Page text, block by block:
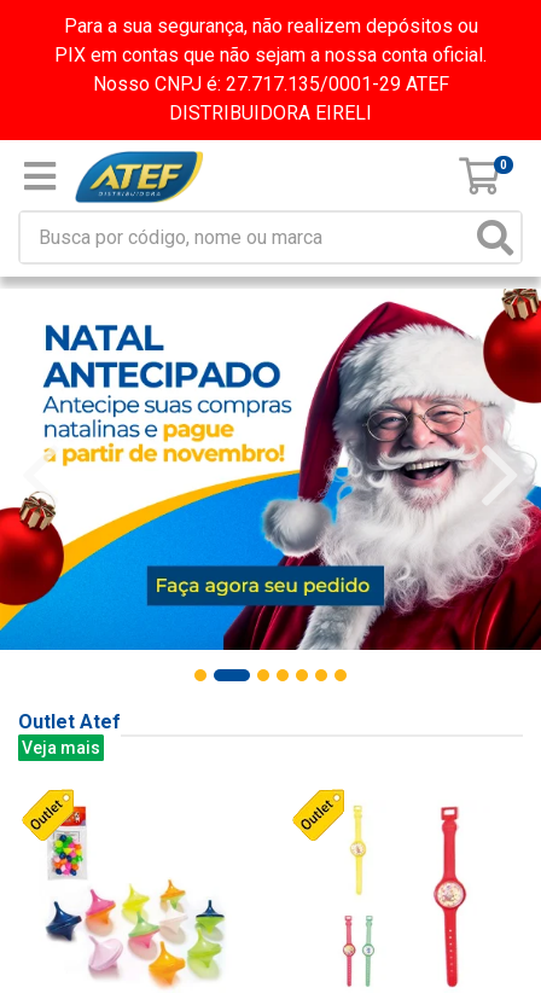
Para a sua segurança, não realizem depósitos ou
PIX em contas que não sejam a nossa conta oficial.
Nosso CNPJ é: 27.717.135/0001-29 ATEF
DISTRIBUIDORA EIRELI
0
Outlet Atef
Veja mais